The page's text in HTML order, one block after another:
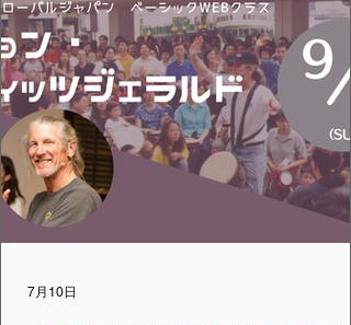
33,000円 ※研修会場（2階）の上階（3・4
階）が宿泊施設になっています 。 本研修
合わせて貸し切りにしておりますので、そ
のままご宿泊も可能です。 （ご宿泊の予
は研修のお申し込みフォームにて一括で承
ります。ホテルへの直接予約はできません
のでご注意ください ） お申込み方法：申
フォーム よりお申込みください。 詳細
こちらをご覧ください。
https://www.vmcglobaljp.com/basic-
7月10日